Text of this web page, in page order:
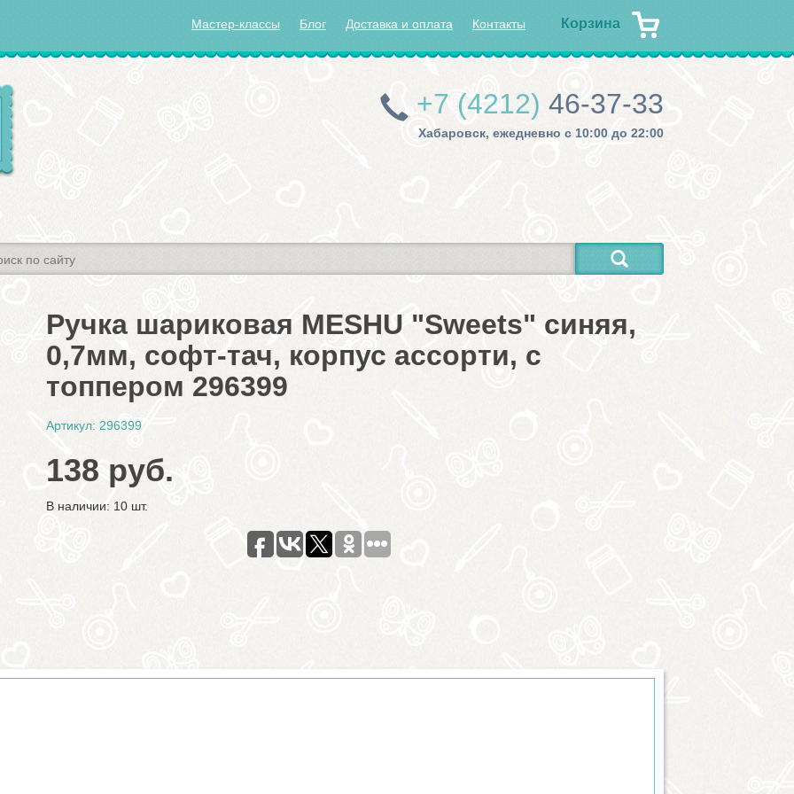
Корзина
Мастер-классы Блог Доставка и оплата Контакты
+7 (4212) 46-37-33
Хабаровск, ежедневно с 10:00 до 22:00
Ручка шариковая MESHU "Sweets" синяя,
0,7мм, софт-тач, корпус ассорти, с
топпером 296399
Артикул: 296399
138 руб.
В наличии: 10 шт.